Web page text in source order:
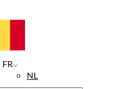
FR
NL